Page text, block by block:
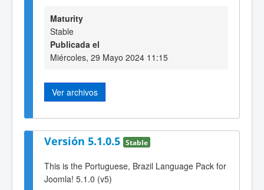
Maturity
Stable
Publicada el
Miércoles, 29 Mayo 2024 11:15
Ver archivos
Versión 5.1.0.5 Stable
This is the Portuguese, Brazil Language Pack for
Joomla! 5.1.0 (v5)